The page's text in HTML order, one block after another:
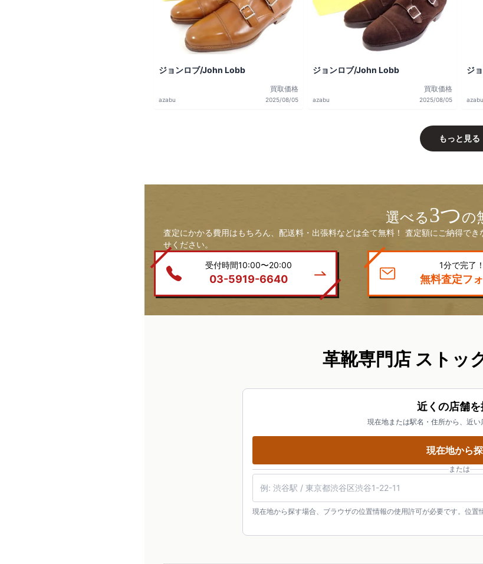
ジョンロブ/John Lobb
買取価格
azabu 2025/08/05
ジョンロブ/John Lobb
買取価格
azabu 2025/08/05
ジ
azabu
もっと見る
選べる3つの
査定にかかる費用はもちろん、配送料・出張料などは全て無料！ 査定額にご納得で
せください。
受付時間10:00〜20:00
03-5919-6640
1分で完了！
無料査定フ
革靴専門店 ストッ
近くの店舗を
現在地または駅名・住所から、近い
現在地から
または
現在地から探す場合、ブラウザの位置情報の使用許可が必要です。位置